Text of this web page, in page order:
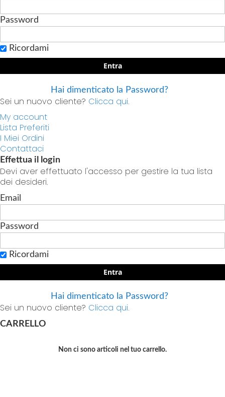
Password
Ricordami
Entra
Hai dimenticato la Password?
Sei un nuovo cliente? Clicca qui.
My account
Lista Preferiti
I Miei Ordini
Contattaci
Effettua il login
Devi aver effettuato l'accesso per gestire la tua lista
dei desideri.
Email
Password
Ricordami
Entra
Hai dimenticato la Password?
Sei un nuovo cliente? Clicca qui.
CARRELLO
Non ci sono articoli nel tuo carrello.